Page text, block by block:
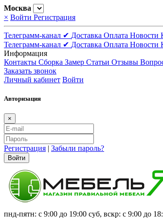
Москва
× Войти Регистрация
Телеграмм-канал ✔ Доставка Оплата Новости
Телеграмм-канал ✔ Доставка Оплата Новости
Информация
Контакты Сборка Замер Статьи Отзывы
Заказать звонок
Личный кабинет Войти
Авторизация
×
Регистрация | Забыли пароль?
Войти
пнд-пятн: с 9:00 до 19:00 суб, вскр: с 9:00 до